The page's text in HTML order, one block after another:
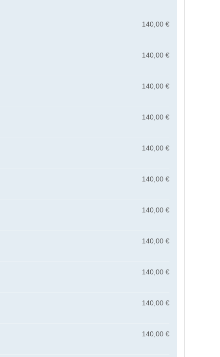
140,00 €
140,00 €
140,00 €
140,00 €
140,00 €
140,00 €
140,00 €
140,00 €
140,00 €
140,00 €
140,00 €